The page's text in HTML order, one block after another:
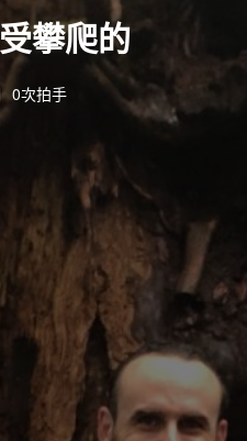
攀爬的
0次拍手